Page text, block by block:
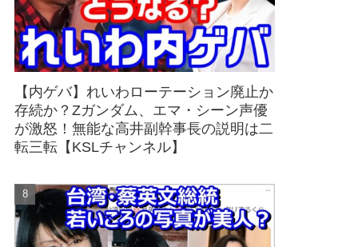
【内ゲバ】れいわローテーション廃止か
存続か？Zガンダム、エマ・シーン声優
が激怒！無能な高井副幹事長の説明は二
転三転【KSLチャンネル】